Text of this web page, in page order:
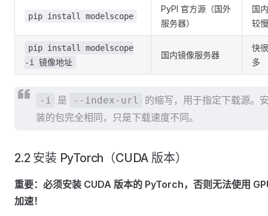
pip install modelscope
PyPI 官方源（国外
服务器）
国内
较慢
pip install modelscope
-i 镜像地址
国内镜像服务器
快很
多
-i 是 --index-url
的缩写，用于指定下载源。
装的包完全相同，只是下载速度不同。
2.2 安装 PyTorch（CUDA 版本）
重要：必须安装 CUDA 版本的 PyTorch，否则无法使用
加速！